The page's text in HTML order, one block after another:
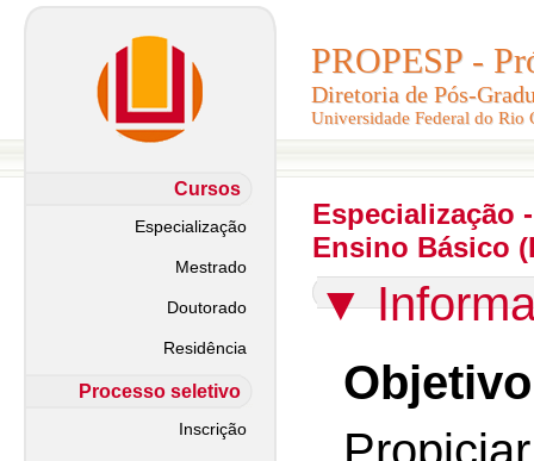
PROPESP -
Diretoria de Pós-
Universidade Federal do Rio
PROPESP -
Diretoria de Pós-
Universidade Federal do Rio
Cursos
Especialização
Mestrado
Doutorado
Residência
Processo seletivo
Inscrição
Especialização
Ensino Básico
▼